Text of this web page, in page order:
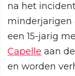
na het
minderjarigen
een 15-jarig
Capelle aan
en worden